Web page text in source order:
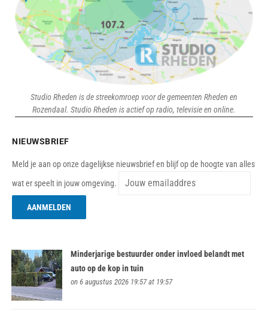
Studio Rheden is de streekomroep voor de gemeenten Rheden en
Rozendaal. Studio Rheden is actief op radio, televisie en online.
NIEUWSBRIEF
Meld je aan op onze dagelijkse nieuwsbrief en blijf op de hoogte van alles
wat er speelt in jouw omgeving.
Minderjarige bestuurder onder invloed belandt met
auto op de kop in tuin
on 6 augustus 2026 19:57 at 19:57